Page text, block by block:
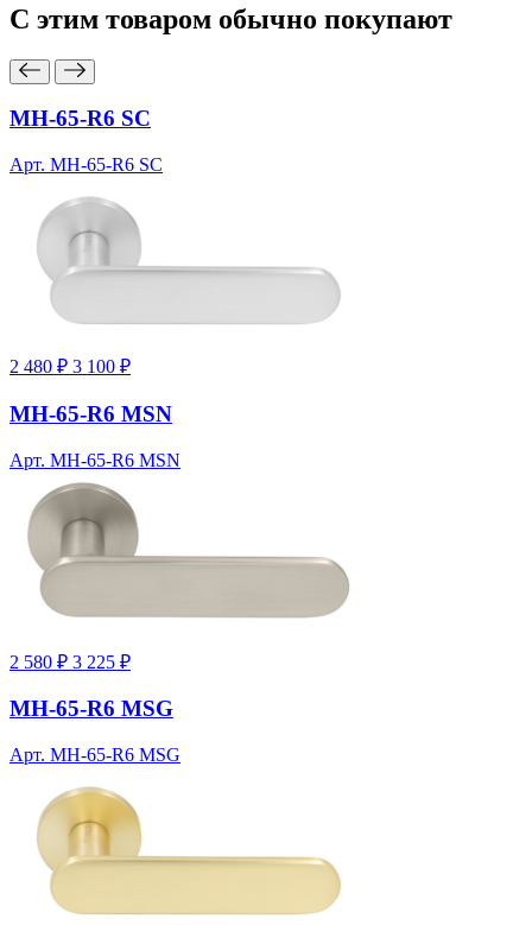
С этим товаром обычно покупают
MH-65-R6 SC
Арт. MH-65-R6 SC
2 480 ₽ 3 100 ₽
MH-65-R6 MSN
Арт. MH-65-R6 MSN
2 580 ₽ 3 225 ₽
MH-65-R6 MSG
Арт. MH-65-R6 MSG